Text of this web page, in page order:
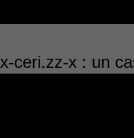
x-ceri.zz-x : un